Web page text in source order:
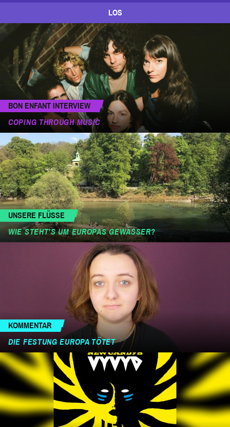
LOS
BON ENFANT INTERVIEW
COPING THROUGH MUSIC
UNSERE FLÜSSE
WIE STEHT’S UM EUROPAS GEWÄSSER?
KOMMENTAR
DIE FESTUNG EUROPA TÖTET